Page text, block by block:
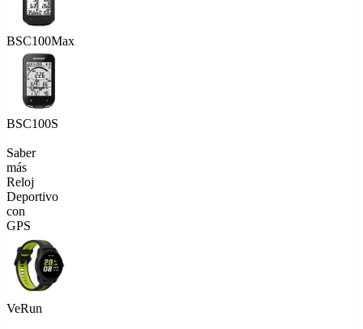
BSC100Max
BSC100S
Saber
más
Reloj
Deportivo
con
GPS
VeRun